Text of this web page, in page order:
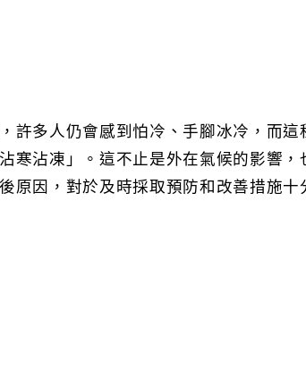
許多人仍會感到怕冷、手腳冰冷，而
寒沾凍」。這不止是外在氣候的影響，
原因，對於及時採取預防和改善措施